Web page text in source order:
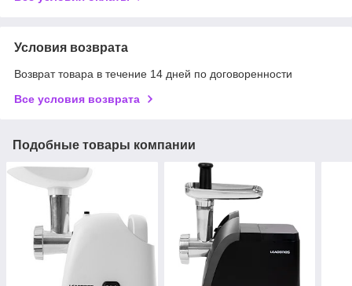
Условия возврата
Возврат товара в течение 14 дней по договоренности
Все условия возврата
Подобные товары компании